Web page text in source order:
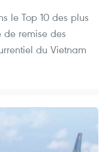
le Top 10 des plus
remise des
du Vietnam